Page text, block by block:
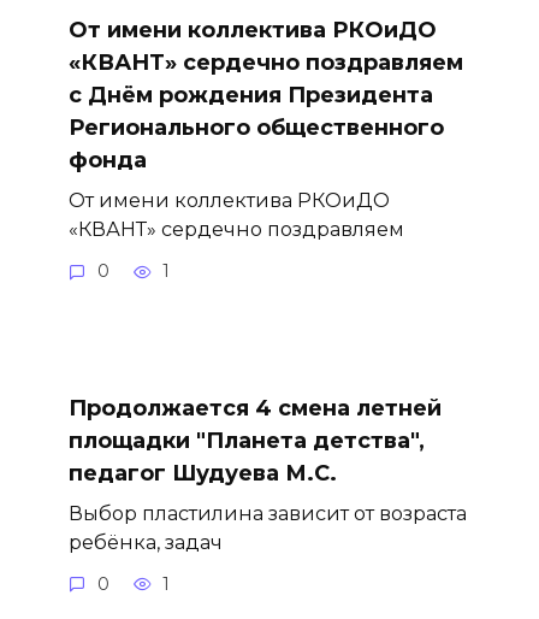
От имени коллектива РКОиДО
«КВАНТ» сердечно поздравляем
с Днём рождения Президента
Регионального общественного
фонда
От имени коллектива РКОиДО
«КВАНТ» сердечно поздравляем
0 1
Продолжается 4 смена летней
площадки "Планета детства",
педагог Шудуева М.С.
Выбор пластилина зависит от возраста
ребёнка, задач
0 1